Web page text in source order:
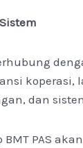
koperasi,
dan
BMT PAS